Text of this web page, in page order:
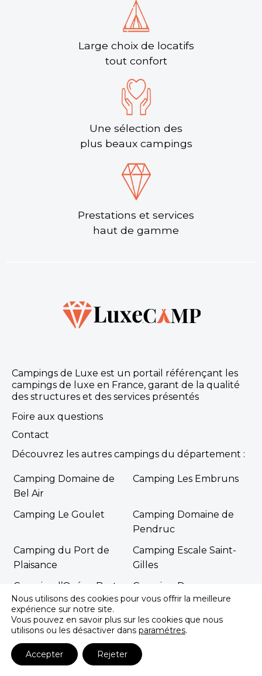
Large choix de locatifs
tout confort
Une sélection des
plus beaux campings
Prestations et services
haut de gamme
Campings de Luxe est un portail référençant les
campings de luxe en France, garant de la qualité
des structures et des services présentés
Foire aux questions
Contact
Découvrez les autres campings du département :
Camping Domaine de
Bel Air
Camping Les Embruns
Camping Le Goulet
Camping Domaine de
Pendruc
Camping du Port de
Plaisance
Camping Escale Saint-
Gilles
Camping l’Océan Breton
Camping Deux
Fontaines
Camping L’Atlantique
Camping La Plage
Camping du Letty
Camping de La Piscine
Camping Le Cabellou
Camping de la Récré
Nous utilisons des cookies pour vous offrir la meilleure
expérience sur notre site.
Vous pouvez en savoir plus sur les cookies que nous
utilisons ou les désactiver dans paramétres.
Accepter Rejeter